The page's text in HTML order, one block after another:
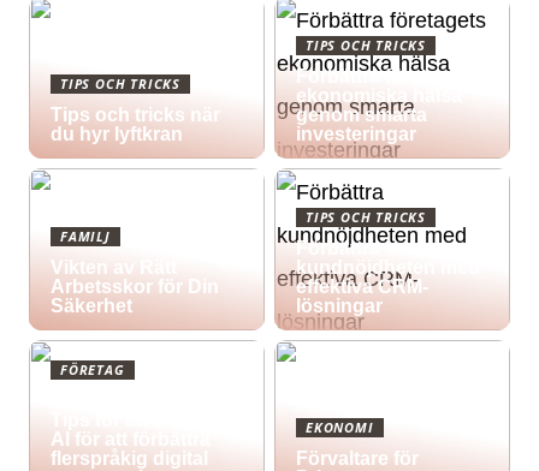
TIPS OCH TRICKS
Tips och tricks när
du hyr lyftkran
TIPS OCH TRICKS
Förbättra företagets
ekonomiska hälsa
genom smarta
investeringar
FAMILJ
Vikten av Rätt
Arbetsskor för Din
Säkerhet
TIPS OCH TRICKS
Förbättra
kundnöjdheten med
effektiva CRM-
lösningar
FÖRETAG
AI för att förbättra
flerspråkig digital
EKONOMI
Förvaltare för